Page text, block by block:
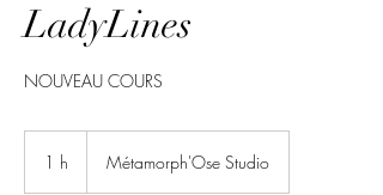
LadyLines
NOUVEAU COURS
1 h Métamorph'Ose Studio